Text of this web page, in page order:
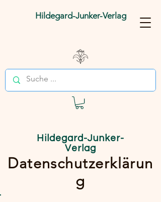
Hildegard-Junker-Verlag
Hildegard-Junker-
Verlag
Datenschutzerklärun
g